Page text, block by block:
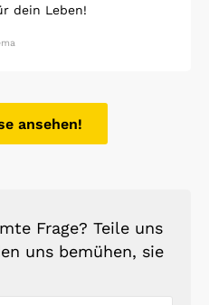
dein Leben!
ansehen!
Frage? Teile uns
uns bemühen, sie